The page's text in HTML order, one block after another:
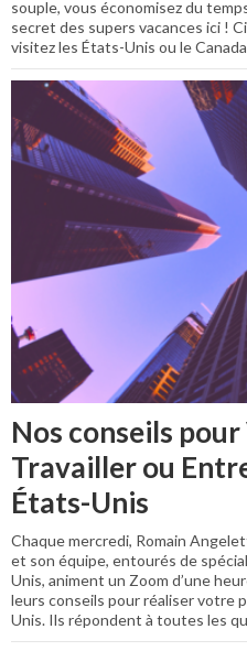
souple, vous économisez du
secret des supers vacances ici !
visitez les États-Unis ou le
Nos conseils
Travailler ou
États-Unis
Chaque mercredi, Romain
et son équipe, entourés de
Unis, animent un Zoom d’une
leurs conseils pour réaliser votre
Unis. Ils répondent à toutes les